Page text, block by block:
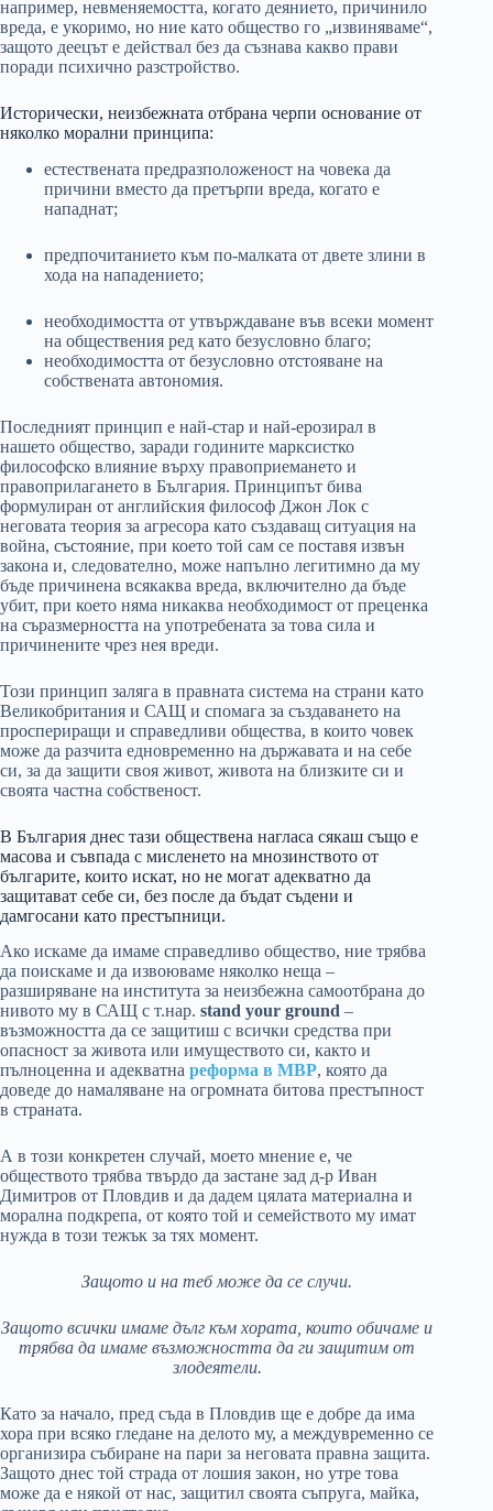
например, невменяемостта, когато деянието, причинило
вреда, е укоримо, но ние като общество го „извиняваме“,
защото деецът е действал без да съзнава какво прави
поради психично разстройство.
Исторически, неизбежната отбрана черпи основание от
няколко морални принципа:
естествената предразположеност на човека да
причини вместо да претърпи вреда, когато е
нападнат;
предпочитанието към по-малката от двете злини в
хода на нападението;
необходимостта от утвърждаване във всеки момент
на обществения ред като безусловно благо;
необходимостта от безусловно отстояване на
собствената автономия.
Последният принцип е най-стар и най-ерозирал в
нашето общество, заради годините марксистко
философско влияние върху правоприемането и
правоприлагането в България. Принципът бива
формулиран от английския философ Джон Лок с
неговата теория за агресора като създаващ ситуация на
война, състояние, при което той сам се поставя извън
закона и, следователно, може напълно легитимно да му
бъде причинена всякаква вреда, включително да бъде
убит, при което няма никаква необходимост от преценка
на съразмерността на употребената за това сила и
причинените чрез нея вреди.
Този принцип заляга в правната система на страни като
Великобритания и САЩ и спомага за създаването на
проспериращи и справедливи общества, в които човек
може да разчита едновременно на държавата и на себе
си, за да защити своя живот, живота на близките си и
своята частна собственост.
В България днес тази обществена нагласа сякаш също е
масова и съвпада с мисленето на мнозинството от
българите, които искат, но не могат адекватно да
защитават себе си, без после да бъдат съдени и
дамгосани като престъпници.
Ако искаме да имаме справедливо общество, ние трябва
да поискаме и да извоюваме няколко неща –
разширяване на института за неизбежна самоотбрана до
нивото му в САЩ с т.нар. stand your ground –
възможността да се защитиш с всички средства при
опасност за живота или имуществото си, както и
пълноценна и адекватна реформа в МВР, която да
доведе до намаляване на огромната битова престъпност
в страната.
А в този конкретен случай, моето мнение е, че
обществото трябва твърдо да застане зад д-р Иван
Димитров от Пловдив и да дадем цялата материална и
морална подкрепа, от която той и семейството му имат
нужда в този тежък за тях момент.
Защото и на теб може да се случи.
Защото всички имаме дълг към хората, които обичаме и
трябва да имаме възможността да ги защитим от
злодеятели.
Като за начало, пред съда в Пловдив ще е добре да има
хора при всяко гледане на делото му, а междувременно се
организира събиране на пари за неговата правна защита.
Защото днес той страда от лошия закон, но утре това
може да е някой от нас, защитил своята съпруга, майка,